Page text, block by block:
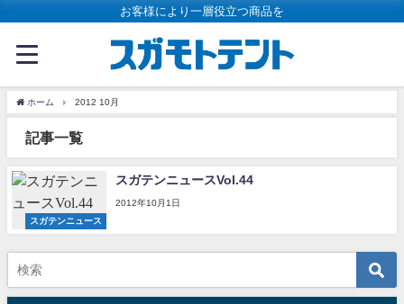
お客様により一層役立つ商品を
ホーム 2012 10月
記事一覧
スガテンニュース
スガテンニュースVol.44
2012年10月1日